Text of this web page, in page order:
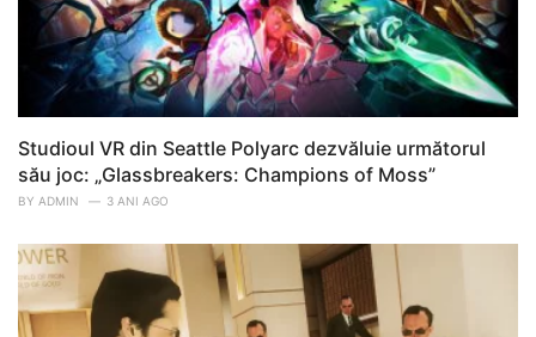
Studioul VR din Seattle Polyarc dezvăluie următorul
său joc: „Glassbreakers: Champions of Moss”
BY ADMIN 3 ANI AGO